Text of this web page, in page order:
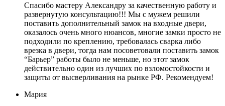
Спасибо мастеру Александру за качественную работу и
развернутую консультацию!!! Мы с мужем решили
поставить дополнительный замок на входные двери,
оказалось очень много нюансов, многие замки просто не
подходили по креплению, требовалась сварка либо
врезка в двери, тогда нам посоветовали поставить замок
“Барьер” работы было не меньше, но этот замок
действительно один из лучших по взломостойкости и
защиты от высверливания на рынке РФ. Рекомендуем!
Мария